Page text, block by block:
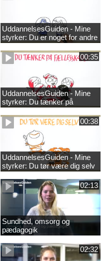
UddannelsesGuiden - Mine
styrker: Du er noget for andre
00:35
UddannelsesGuiden - Mine
styrker: Du tænker på
fællesskabet
00:38
UddannelsesGuiden - Mine
styrker: Du tør være dig selv
02:13
Sundhed, omsorg og
pædagogik
02:32